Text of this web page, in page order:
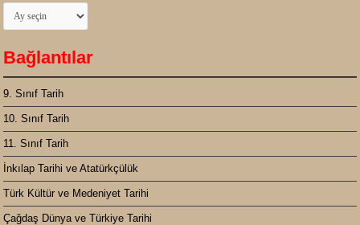
Tarih
Arşivi
Bağlantılar
9. Sınıf Tarih
10. Sınıf Tarih
11. Sınıf Tarih
İnkılap Tarihi ve Atatürkçülük
Türk Kültür ve Medeniyet Tarihi
Çağdaş Dünya ve Türkiye Tarihi